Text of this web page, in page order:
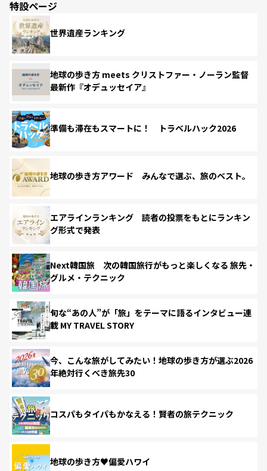
特設ページ
世界遺産ランキング
地球の歩き方 meets クリストファー・ノーラン監督
最新作『オデュッセイア』
準備も滞在もスマートに！ トラベルハック2026
地球の歩き方アワード みんなで選ぶ、旅のベスト。
エアラインランキング 読者の投票をもとにランキン
グ形式で発表
Next韓国旅 次の韓国旅行がもっと楽しくなる 旅先・
グルメ・テクニック
旬な“あの人”が「旅」をテーマに語るインタビュー連
載 MY TRAVEL STORY
今、こんな旅がしてみたい！地球の歩き方が選ぶ2026
年絶対行くべき旅先30
コスパもタイパもかなえる！賢者の旅テクニック
地球の歩き方♥偏愛ハワイ